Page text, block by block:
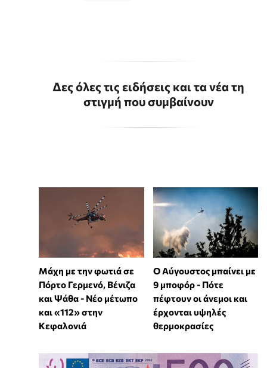
Δες όλες τις ειδήσεις και τα νέα τη
στιγμή που συμβαίνουν
Μάχη με την φωτιά σε
Πόρτο Γερμενό, Βένιζα
και Ψάθα - Νέο μέτωπο
και «112» στην
Κεφαλονιά
Ο Αύγουστος μπαίνει με
9 μποφόρ - Πότε
πέφτουν οι άνεμοι και
έρχονται υψηλές
θερμοκρασίες